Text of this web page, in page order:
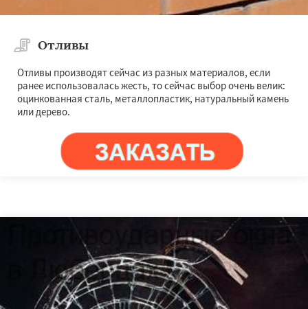
Отливы
Отливы производят сейчас из разных материалов, если
ранее использовалась жесть, то сейчас выбор очень велик:
оцинкованная сталь, металлопластик, натуральный камень
или дерево.